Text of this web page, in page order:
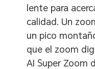
lente para
calidad. Un
un pico
que el zoom
AI Super Zoom